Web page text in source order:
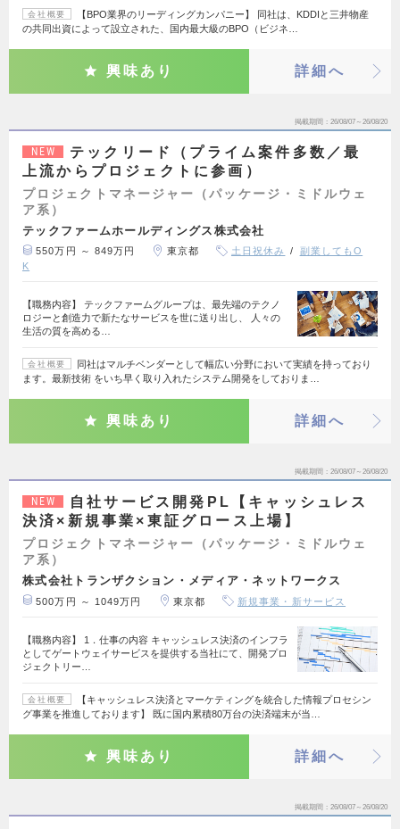
会社概要
【BPO業界のリーディングカンパニー】 同社は、KDDIと三井物産
の共同出資によって設立された、国内最大級のBPO（ビジネ…
興味あり 詳細へ
掲載期間 26/08/07～26/08/20
NEW
テックリード（プライム案件多数／最
上流からプロジェクトに参画）
プロジェクトマネージャー（パッケージ・ミドルウェ
ア系）
テックファームホールディングス株式会社
550万円 ～ 849万円 東京都 土日祝休み
副業してもO
K
【職務内容】 テックファームグループは、最先端のテクノ
ロジーと創造力で新たなサービスを世に送り出し、 人々の
生活の質を高める…
会社概要
同社はマルチベンダーとして幅広い分野において実績を持っており
ます。最新技術 をいち早く取り入れたシステム開発をしておりま…
興味あり 詳細へ
掲載期間 26/08/07～26/08/20
NEW
自社サービス開発PL【キャッシュレス
決済×新規事業×東証グロース上場】
プロジェクトマネージャー（パッケージ・ミドルウェ
ア系）
株式会社トランザクション・メディア・ネットワークス
500万円 ～ 1049万円 東京都 新規事業・新サービス
【職務内容】 1．仕事の内容 キャッシュレス決済のインフラ
としてゲートウェイサービスを提供する当社にて、開発プロ
ジェクトリー…
会社概要
【キャッシュレス決済とマーケティングを統合した情報プロセシン
グ事業を推進しております】 既に国内累積80万台の決済端末が当…
興味あり 詳細へ
掲載期間 26/08/07～26/08/20